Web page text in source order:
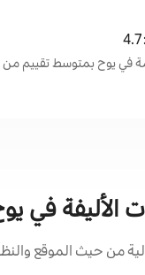
في يوح بمتوسط تقييم من
الأليفة في
من حيث الموقع